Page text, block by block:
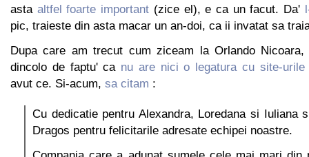
asta altfel foarte important (zice el), e ca un facut. Da'
pic, traieste din asta macar un an-doi, ca ii invatat sa
Dupa care am trecut cum ziceam la Orlando
dincolo de faptu' ca nu are nici o legatura cu site-urile
avut ce. Si-acum, sa citam :
Cu dedicatie pentru Alexandra, Loredana si Iuliana
Dragos pentru felicitarile adresate echipei noastre.